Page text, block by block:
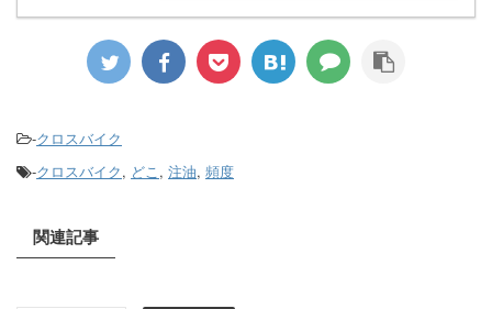
-クロスバイク
-クロスバイク, どこ , 注油, 頻度
関連記事